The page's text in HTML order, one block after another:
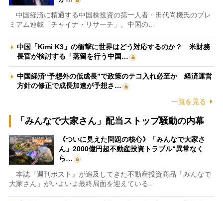
中国経済に精通する中国株投資の第一人者・田代尚機氏のプレ
ミアム連載「チャイナ・リサーチ」。中国の…
中国「Kimi K3」の衝撃に世界はどう対応するのか？ 米財務
長官が検討する「蒸留を行う中国…
中国経済“予想外の低成長”で政策のテコ入れ必至か 経済運営
方針の修正で成長加速が予想さ…
一覧を見る
「みんなで大家さん」配当ストップ騒動の内幕
《ついに見えた問題の核心》「みんなで大家さ
ん」2000億円超不動産投資トラブル“異常なく
ら…
本誌『週刊ポスト』が追及してきた不動産投資商品「みんなで
大家さん」がいよいよ最終局面を迎えている…